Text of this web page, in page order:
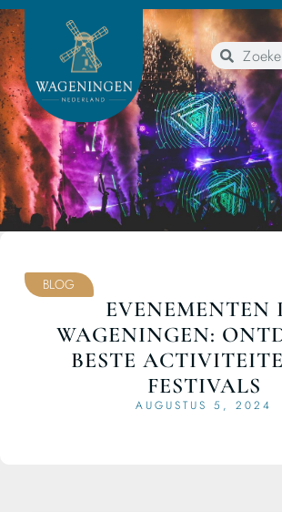
BLOG
EVENEMENTEN
WAGENINGEN:
BESTE
FESTIVALS
AUGUSTUS 5, 2024